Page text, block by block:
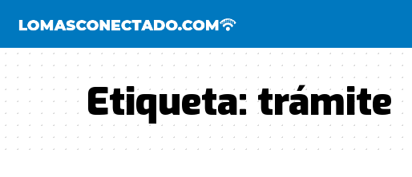
Etiqueta: trámite